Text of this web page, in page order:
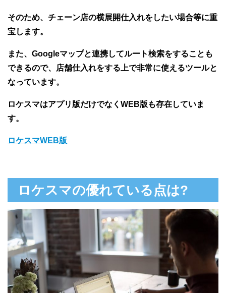
そのため、チェーン店の横展開仕入れをしたい場合等に重
宝します。
また、Googleマップと連携してルート検索をすることも
できるので、店舗仕入れをする上で非常に使えるツールと
なっています。
ロケスマはアプリ版だけでなくWEB版も存在していま
す。
ロケスマWEB版
ロケスマの優れている点は?